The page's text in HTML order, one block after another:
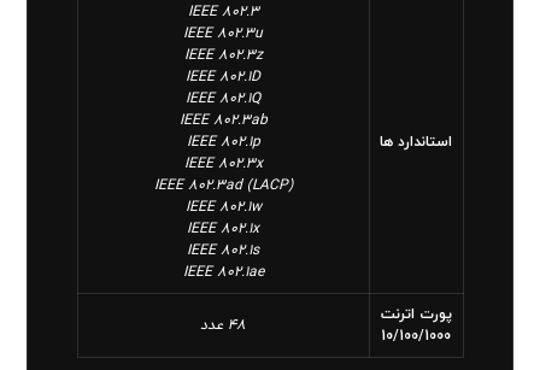
استاندارد ها
IEEE 802.3
IEEE 802.3u
IEEE 802.3z
IEEE 802.1D
IEEE 802.1Q
IEEE 802.3ab
IEEE 802.1p
IEEE 802.3x
IEEE 802.3ad (LACP)
IEEE 802.1w
IEEE 802.1x
IEEE 802.1s
IEEE 802.1ae
پورت اترنت
10/100/1000
48 عدد